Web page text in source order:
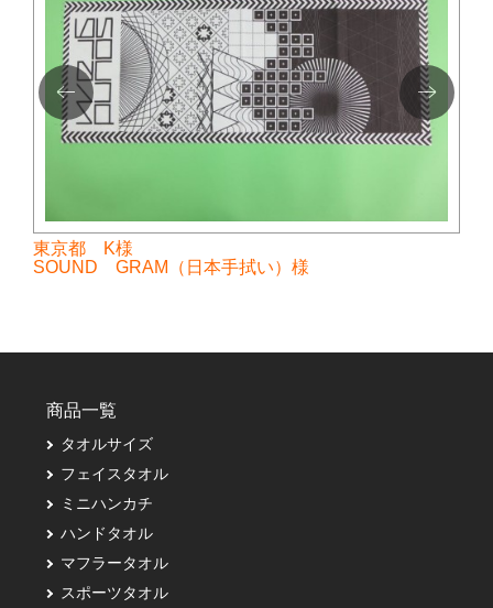
東京都 K様
SOUND GRAM（日本手拭い）様
商品一覧
タオルサイズ
フェイスタオル
ミニハンカチ
ハンドタオル
マフラータオル
スポーツタオル